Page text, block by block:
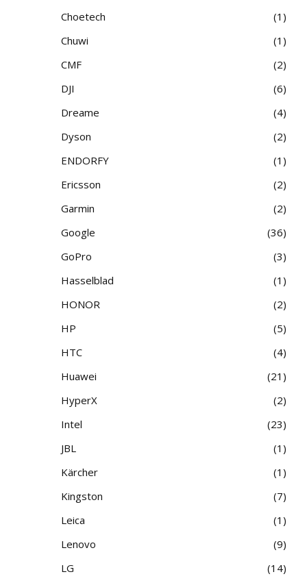
Choetech
1
Chuwi
1
CMF
2
DJI
6
Dreame
4
Dyson
2
ENDORFY
1
Ericsson
2
Garmin
2
Google
36
GoPro
3
Hasselblad
1
HONOR
2
HP
5
HTC
4
Huawei
21
HyperX
2
Intel
23
JBL
1
Kärcher
1
Kingston
7
Leica
1
Lenovo
9
LG
14